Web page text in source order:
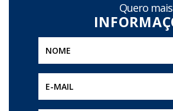
Quero mais